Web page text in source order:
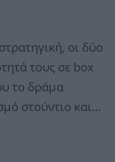
οι δύο
τους σε box
το δράμα
στούντιο και…